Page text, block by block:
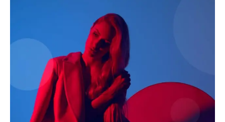
AIN NEWS 1
Contact Us
About Us
Privacy Policy
Terms of Use Agreement